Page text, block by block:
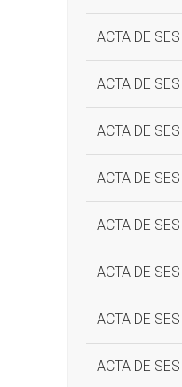
ACTA DE
ACTA DE
ACTA DE
ACTA DE
ACTA DE
ACTA DE
ACTA DE
ACTA DE